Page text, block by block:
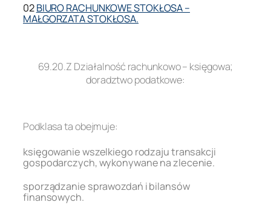
02BIURO RACHUNKOWE STOKŁOSA –
MAŁGORZATA STOKŁOSA.
69.20.Z Działalność rachunkowo – księgowa;
doradztwo podatkowe:
Podklasa ta obejmuje:
księgowanie wszelkiego rodzaju transakcji
gospodarczych, wykonywane na zlecenie.
sporządzanie sprawozdań i bilansów
finansowych.